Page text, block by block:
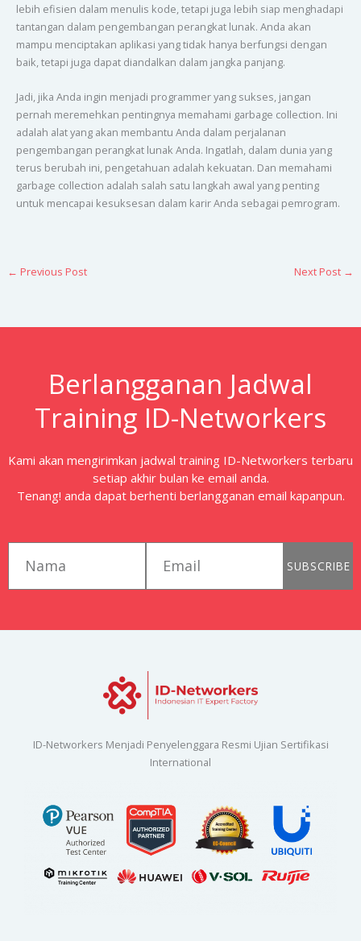
lebih efisien dalam menulis kode, tetapi juga lebih siap menghadapi
tantangan dalam pengembangan perangkat lunak. Anda akan
mampu menciptakan aplikasi yang tidak hanya berfungsi dengan
baik, tetapi juga dapat diandalkan dalam jangka panjang.
Jadi, jika Anda ingin menjadi programmer yang sukses, jangan
pernah meremehkan pentingnya memahami garbage collection. Ini
adalah alat yang akan membantu Anda dalam perjalanan
pengembangan perangkat lunak Anda. Ingatlah, dalam dunia yang
terus berubah ini, pengetahuan adalah kekuatan. Dan memahami
garbage collection adalah salah satu langkah awal yang penting
untuk mencapai kesuksesan dalam karir Anda sebagai pemrogram.
← Previous Post Next Post →
Berlangganan Jadwal
Training ID-Networkers
Kami akan mengirimkan jadwal training ID-Networkers terbaru
setiap akhir bulan ke email anda.
Tenang! anda dapat berhenti berlangganan email kapanpun.
SUBSCRIBE
ID-Networkers Menjadi Penyelenggara Resmi Ujian Sertifikasi
International